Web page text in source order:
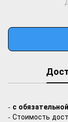
- с
- Стоимость